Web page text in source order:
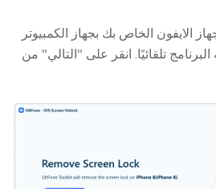
الايفون الخاص بك بجهاز الكمبيوتر
تلقائيًا. انقر على "التالي" من